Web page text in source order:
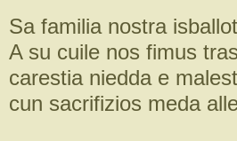
Sa familia nostra
A su cuile nos fimus
carestia niedda e
cun sacrifizios meda